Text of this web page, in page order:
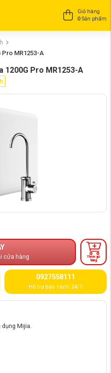
Giỏ hàng
0 Sản phẩm
Pro MR1253-A
1200G Pro MR1253-A
cửa hàng
Thêm giỏ
hàng
0927558111
Hỗ trợ bảo hành 24/7
Mijia.